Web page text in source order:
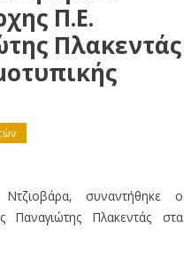
Π.Ε.
Πλακεντάς
συναντήθηκε ο
Παναγιώτης Πλακεντάς στα